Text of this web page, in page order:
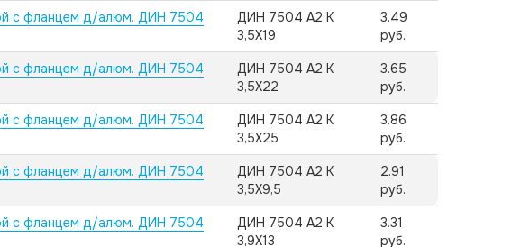
с фланцем д/алюм. ДИН 7504
ДИН 7504 А2 K
3,5X19
3.49
руб.
с фланцем д/алюм. ДИН 7504
ДИН 7504 А2 K
3,5X22
3.65
руб.
с фланцем д/алюм. ДИН 7504
ДИН 7504 А2 K
3,5X25
3.86
руб.
с фланцем д/алюм. ДИН 7504
ДИН 7504 А2 K
3,5X9,5
2.91
руб.
с фланцем д/алюм. ДИН 7504
ДИН 7504 А2 K
3,9X13
3.31
руб.